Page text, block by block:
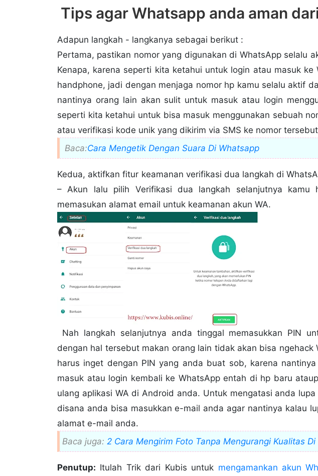
3.Cara Menghapus Grup Whatsaap Secara Permanen
4. Cara Agar WA Tidak Menyimpan Foto/ Video Otomatis Ke
5.Cara Membuat DP Whatsapp Keren Dengan Gambar 3D
6.Cara Melihat Kembali Pesan Whatsapp Yang Sudah Terhapus
🌐 BACA JUGA
3 Cara Mengubah Emoji WhatsApp Android Menjadi iPhone atau
4 Cara Agar Nomor Baru Tidak Bisa Chat WhatsApp Kita
6 Aplikasi Whatsapp Yang Bisa Melihat Pesan Yang Sudah
7.Trik Amankan Akun Whatsapp Dari hacker
Tips agar Whatsapp anda aman
Adapun langkah - langkanya sebagai berikut :
Pertama, pastikan nomor yang digunakan di WhatsApp selalu
Kenapa, karena seperti kita ketahui untuk login atau masuk ke
handphone, jadi dengan menjaga nomor hp kamu selalu aktif
nantinya orang lain akan sulit untuk masuk atau login
seperti kita ketahui untuk bisa masuk menggunakan sebuah
atau verifikasi kode unik yang dikirim via SMS ke nomor
Baca:Cara Mengetik Dengan Suara Di Whatsapp
Kedua, aktifkan fitur keamanan verifikasi dua langkah di
– Akun lalu pilih Verifikasi dua langkah selanjutnya kamu
memasukan alamat email untuk keamanan akun WA.
Nah langkah selanjutnya anda tinggal memasukkan PIN
dengan hal tersebut makan orang lain tidak akan bisa
harus inget dengan PIN yang anda buat sob, karena
masuk atau login kembali ke WhatsApp entah di hp baru
ulang aplikasi WA di Android anda. Untuk mengatasi anda
disana anda bisa masukkan e-mail anda agar nantinya kalau
alamat e-mail anda.
Baca juga: 2 Cara Mengirim Foto Tanpa Mengurangi Kualitas Di
Penutup: Itulah Trik dari Kubis untuk mengamankan akun